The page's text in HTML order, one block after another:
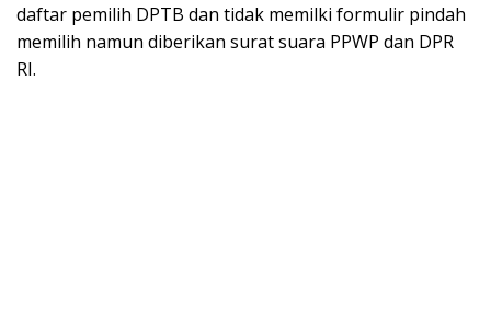
daftar pemilih DPTB dan tidak memilki formulir pindah
memilih namun diberikan surat suara PPWP dan DPR
RI.